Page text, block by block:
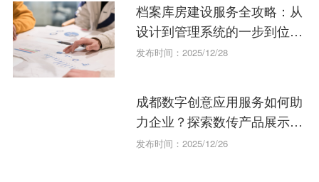
档案库房建设服务全攻略：从
设计到管理系统的一步到位指
南
发布时间：2025/12/28
成都数字创意应用服务如何助
力企业？探索数传产品展示的
无限可能
发布时间：2025/12/26